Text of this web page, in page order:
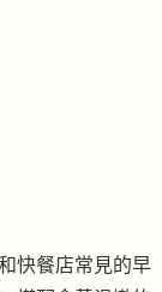
快餐店常見的早